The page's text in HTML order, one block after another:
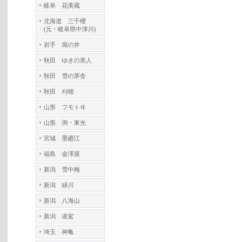
岐阜 花美蔵
北海道 三千櫻
(元・岐阜県中津川)
岩手 堀の井
秋田 ゆきの美人
秋田 雪の茅舎
秋田 刈穂
山形 フモトヰ
山形 洌・東光
宮城 墨廼江
福島 金澤屋
新潟 雪中梅
新潟 緑川
新潟 八海山
新潟 凌駕
埼玉 神亀